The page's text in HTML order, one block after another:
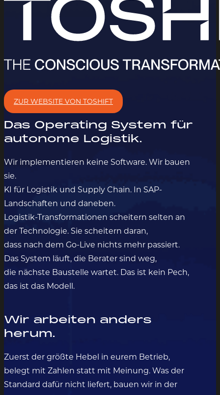
ZUR WEBSITE VON TOSHIFT
Das Operating System für
autonome Logistik.
Wir implementieren keine Software. Wir bauen
sie.
KI für Logistik und Supply Chain. In SAP-
Landschaften und daneben.
Logistik-Transformationen scheitern selten an
der Technologie. Sie scheitern daran,
dass nach dem Go-Live nichts mehr passiert.
Das System läuft, die Berater sind weg,
die nächste Baustelle wartet. Das ist kein Pech,
das ist das Modell.
Wir arbeiten anders
herum.
Zuerst der größte Hebel in eurem Betrieb,
belegt mit Zahlen statt mit Meinung. Was der
Standard dafür nicht liefert, bauen wir in der